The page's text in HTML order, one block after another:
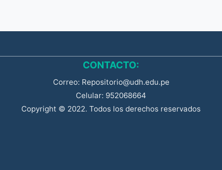
CONTACTO:
Correo: Repositorio@udh.edu.pe
Celular: 952068664
Copyright © 2022. Todos los derechos reservados